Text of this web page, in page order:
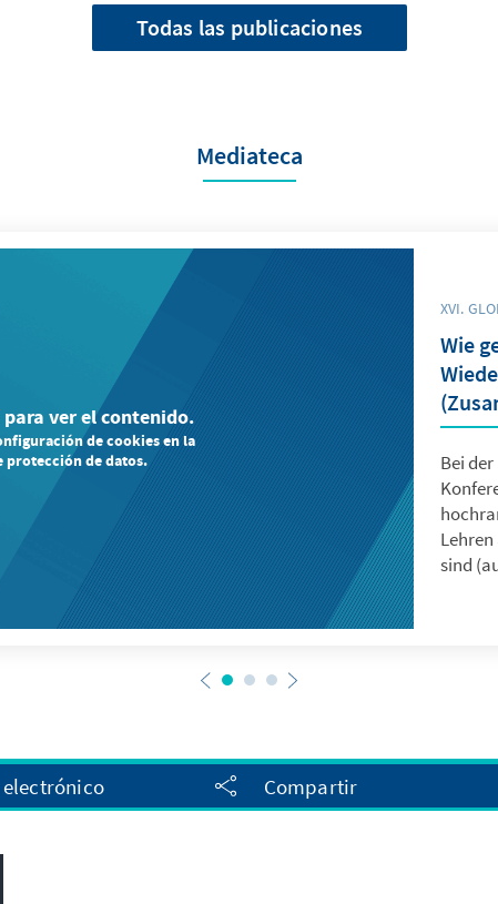
Todas las publicaciones
Mediateca
ver el contenido.
de cookies en la
protección de datos.
XVI.
Wie
Bei
sind
Compartir